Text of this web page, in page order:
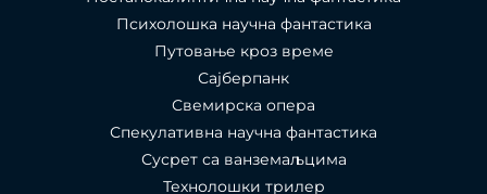
Психолошка научна фантастика
Путовање кроз време
Сајберпанк
Свемирска опера
Спекулативна научна фантастика
Сусрет са ванземаљцима
Технолошки трилер